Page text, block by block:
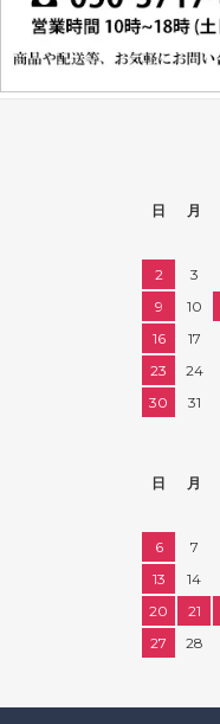
日
月
2
3
9
10
16
17
23
24
30
31
日
月
6
7
13
14
20
21
27
28